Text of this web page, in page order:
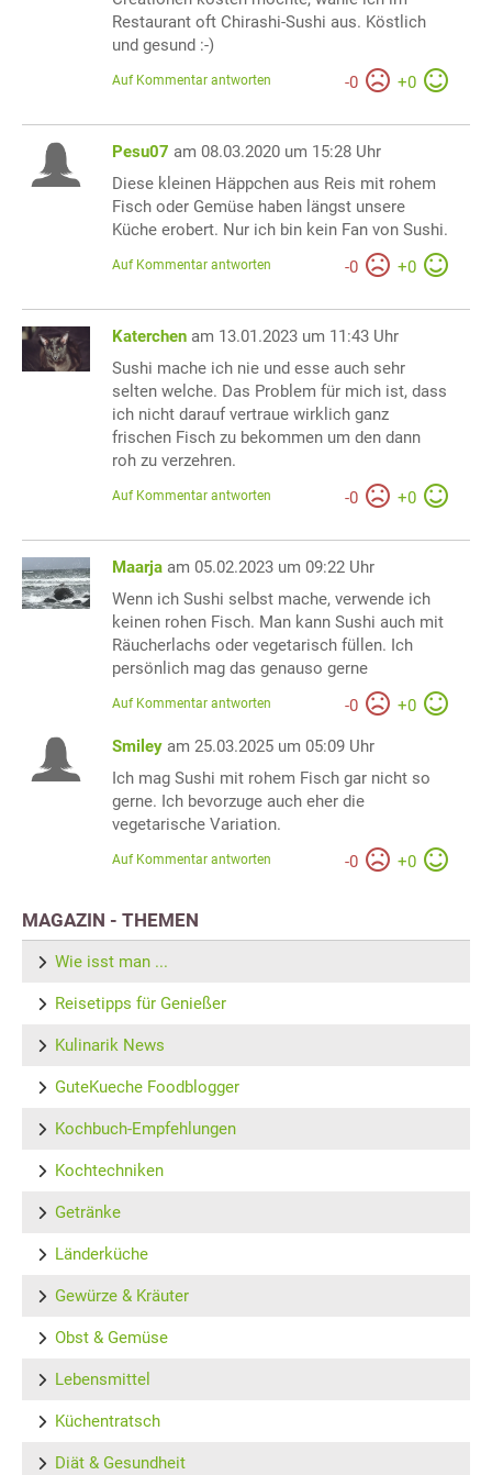
Restaurant oft Chirashi-Sushi aus. Köstlich
und gesund :-)
-0 +0
Auf Kommentar antworten
Pesu07 am 08.03.2020 um 15:28 Uhr
Diese kleinen Häppchen aus Reis mit rohem
Fisch oder Gemüse haben längst unsere
Küche erobert. Nur ich bin kein Fan von Sushi.
-0 +0
Auf Kommentar antworten
Katerchen am 13.01.2023 um 11:43 Uhr
Sushi mache ich nie und esse auch sehr
selten welche. Das Problem für mich ist, dass
ich nicht darauf vertraue wirklich ganz
frischen Fisch zu bekommen um den dann
roh zu verzehren.
-0 +0
Auf Kommentar antworten
Maarja am 05.02.2023 um 09:22 Uhr
Wenn ich Sushi selbst mache, verwende ich
keinen rohen Fisch. Man kann Sushi auch mit
Räucherlachs oder vegetarisch füllen. Ich
persönlich mag das genauso gerne
-0 +0
Auf Kommentar antworten
Smiley am 25.03.2025 um 05:09 Uhr
Ich mag Sushi mit rohem Fisch gar nicht so
gerne. Ich bevorzuge auch eher die
vegetarische Variation.
-0 +0
Auf Kommentar antworten
MAGAZIN - THEMEN
Wie isst man ...
Reisetipps für Genießer
Kulinarik News
GuteKueche Foodblogger
Kochbuch-Empfehlungen
Kochtechniken
Getränke
Länderküche
Gewürze & Kräuter
Obst & Gemüse
Lebensmittel
Küchentratsch
Diät & Gesundheit